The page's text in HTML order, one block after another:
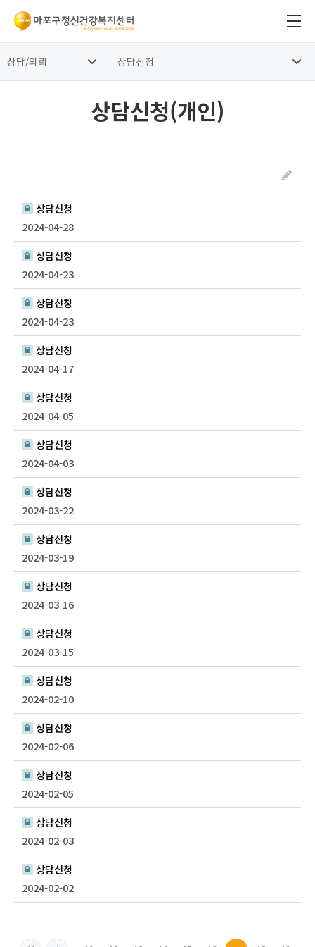
상담/의뢰 상담신청
상담신청(개인)
상담신청
2024-04-28
상담신청
2024-04-23
상담신청
2024-04-23
상담신청
2024-04-17
상담신청
2024-04-05
상담신청
2024-04-03
상담신청
2024-03-22
상담신청
2024-03-19
상담신청
2024-03-16
상담신청
2024-03-15
상담신청
2024-02-10
상담신청
2024-02-06
상담신청
2024-02-05
상담신청
2024-02-03
상담신청
2024-02-02